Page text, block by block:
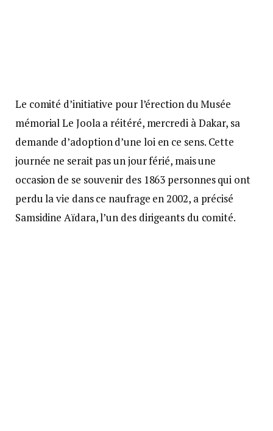
Le comité d’initiative pour l’érection du Musée
mémorial Le Joola a réitéré, mercredi à Dakar, sa
demande d’adoption d’une loi en ce sens. Cette
journée ne serait pas un jour férié, mais une
occasion de se souvenir des 1863 personnes qui ont
perdu la vie dans ce naufrage en 2002, a précisé
Samsidine Aïdara, l’un des dirigeants du comité.